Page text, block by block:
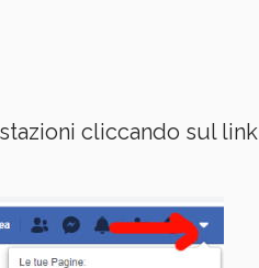
cliccando sul link